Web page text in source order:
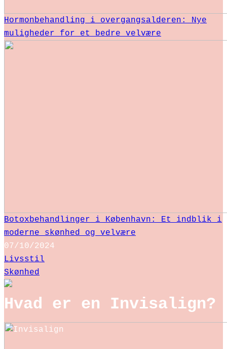
Hormonbehandling i overgangsalderen: Nye
muligheder for et bedre velvære
Botoxbehandlinger i København: Et indblik i
moderne skønhed og velvære
07/10/2024
Livsstil
Skønhed
Hvad er en Invisalign?